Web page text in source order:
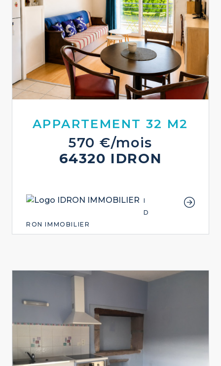
APPARTEMENT 32 M2
570 €/mois
64320 IDRON
I
D
RON IMMOBILIER